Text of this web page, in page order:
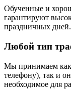
Обученные и
гарантируют
праздничных дней.
Любой тип
Мы принимаем как
телефону), так и
необходимое для